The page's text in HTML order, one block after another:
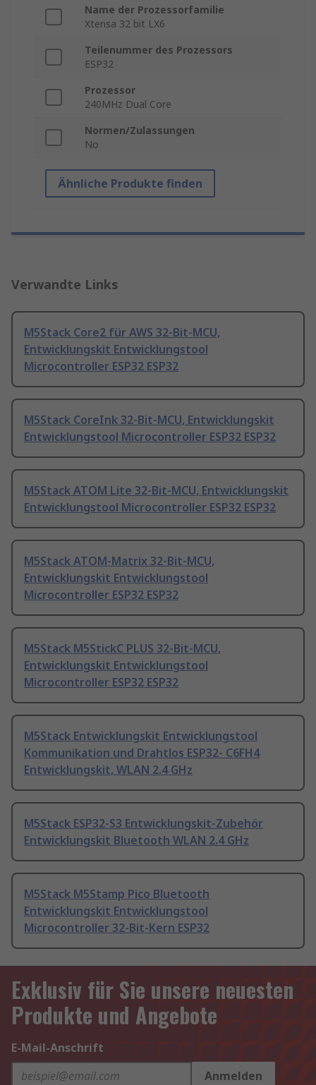
Name der Prozessorfamilie
Xtensa 32 bit LX6
Teilenummer des Prozessors
ESP32
Prozessor
240MHz Dual Core
Normen/Zulassungen
No
Ähnliche Produkte finden
Verwandte Links
M5Stack Core2 für AWS 32-Bit-MCU,
Entwicklungskit Entwicklungstool
Microcontroller ESP32 ESP32
M5Stack CoreInk 32-Bit-MCU, Entwicklungskit
Entwicklungstool Microcontroller ESP32 ESP32
M5Stack ATOM Lite 32-Bit-MCU, Entwicklungskit
Entwicklungstool Microcontroller ESP32 ESP32
M5Stack ATOM-Matrix 32-Bit-MCU,
Entwicklungskit Entwicklungstool
Microcontroller ESP32 ESP32
M5Stack M5StickC PLUS 32-Bit-MCU,
Entwicklungskit Entwicklungstool
Microcontroller ESP32 ESP32
M5Stack Entwicklungskit Entwicklungstool
Kommunikation und Drahtlos ESP32- C6FH4
Entwicklungskit, WLAN 2.4 GHz
M5Stack ESP32-S3 Entwicklungskit-Zubehör
Entwicklungskit Bluetooth WLAN 2.4 GHz
M5Stack M5Stamp Pico Bluetooth
Entwicklungskit Entwicklungstool
Microcontroller 32-Bit-Kern ESP32
Exklusiv für Sie unsere neuesten
Produkte und Angebote
E-Mail-Anschrift
Anmelden